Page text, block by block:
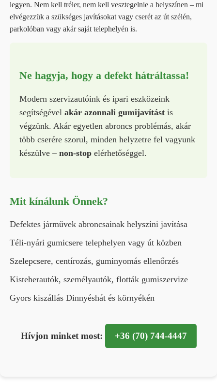
legyen. Nem kell tréler, nem kell vesztegelnie a helyszínen – mi
elvégezzük a szükséges javításokat vagy cserét az út szélén,
parkolóban vagy akár saját telephelyén is.
Ne hagyja, hogy a defekt hátráltassa!
Modern szervizautóink és ipari eszközeink
segítségével akár azonnali gumijavítást is
végzünk. Akár egyetlen abroncs problémás, akár
több cserére szorul, minden helyzetre fel vagyunk
készülve – non-stop elérhetőséggel.
Mit kínálunk Önnek?
Defektes járművek abroncsainak helyszíni javítása
Téli-nyári gumicsere telephelyen vagy út közben
Szelepcsere, centírozás, guminyomás ellenőrzés
Kisteherautók, személyautók, flották gumiszervize
Gyors kiszállás Dinnyéshát és környékén
Hívjon minket most: +36 (70) 744-4447